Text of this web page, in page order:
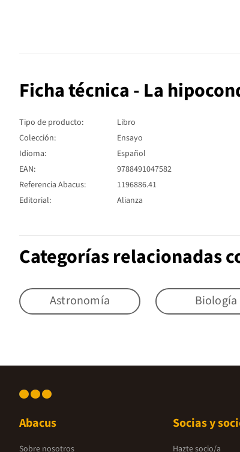
Ficha técnica - La
Tipo de producto:
Libro
Colección:
Ensayo
Idioma:
Español
EAN:
9788491047582
Referencia Abacus:
1196886.41
Editorial:
Alianza
Categorías relacionadas
Astronomía Biología
Abacus
Sobre nosotros
Socias y
Hazte socio/a